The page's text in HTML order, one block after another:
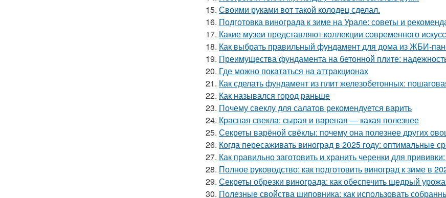
15. Своими руками вот такой колодец сделал.
16. Подготовка винограда к зиме на Урале: советы и
17. Какие музеи представляют коллекции современного
18. Как выбрать правильный фундамент для дома из ЖБИ-
19. Преимущества фундамента на бетонной плите:
20. Где можно покататься на аттракционах
21. Как сделать фундамент из плит железобетонных:
22. Как назывался город раньше
23. Почему свеклу для салатов рекомендуется варить
24. Красная свекла: сырая и вареная — какая полезнее
25. Секреты варёной свёклы: почему она полезнее других
26. Когда пересаживать виноград в 2025 году: оптимальные
27. Как правильно заготовить и хранить черенки для
28. Полное руководство: как подготовить виноград к зиме в
29. Секреты обрезки винограда: как обеспечить щедрый
30. Полезные свойства шиповника: как использовать